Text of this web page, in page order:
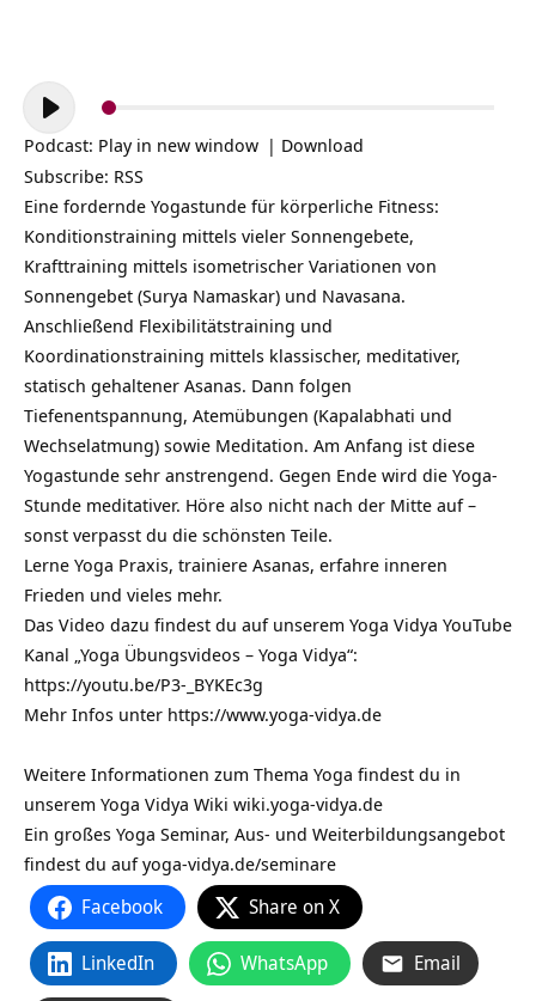
Audio-
Player
Podcast: Play in new window | Download
Subscribe: RSS
Eine fordernde Yogastunde für körperliche Fitness:
Konditionstraining mittels vieler Sonnengebete,
Krafttraining mittels isometrischer Variationen von
Sonnengebet (Surya Namaskar) und Navasana.
Anschließend Flexibilitätstraining und
Koordinationstraining mittels klassischer, meditativer,
statisch gehaltener Asanas. Dann folgen
Tiefenentspannung, Atemübungen (Kapalabhati und
Wechselatmung) sowie Meditation. Am Anfang ist diese
Yogastunde sehr anstrengend. Gegen Ende wird die Yoga-
Stunde meditativer. Höre also nicht nach der Mitte auf –
sonst verpasst du die schönsten Teile.
Lerne Yoga Praxis, trainiere Asanas, erfahre inneren
Frieden und vieles mehr.
Das Video dazu findest du auf unserem Yoga Vidya YouTube
Kanal „Yoga Übungsvideos – Yoga Vidya“:
https://youtu.be/P3-_BYKEc3g
Mehr Infos unter https://www.yoga-vidya.de
Weitere Informationen zum Thema Yoga findest du in
unserem Yoga Vidya Wiki wiki.yoga-vidya.de
Ein großes Yoga Seminar, Aus- und Weiterbildungsangebot
findest du aufyoga-vidya.de/seminare
Facebook Share on X
LinkedIn WhatsApp Email